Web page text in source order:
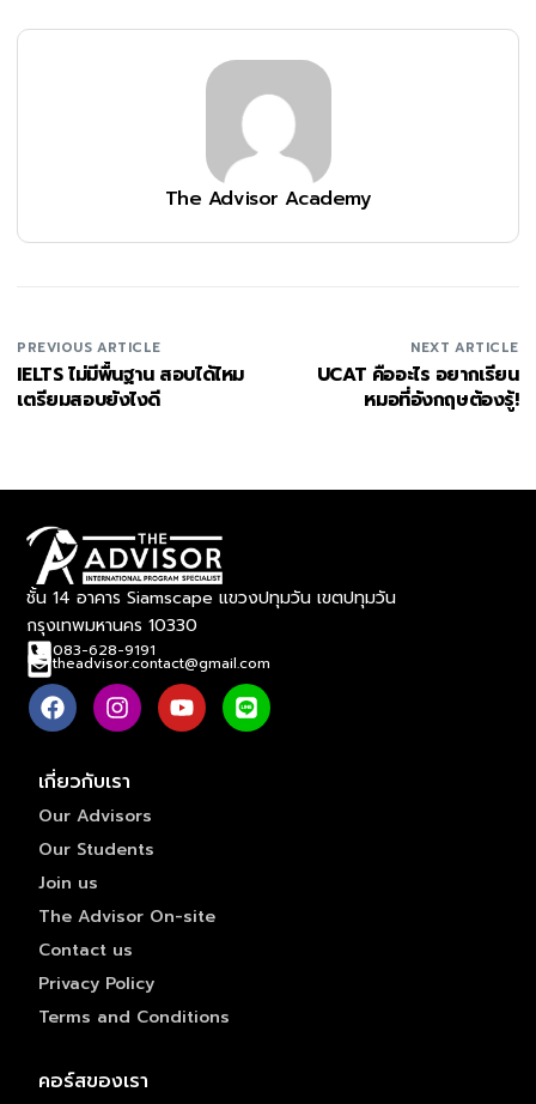
The Advisor Academy
PREVIOUS ARTICLE
IELTS ไม่มีพื้นฐาน สอบได้ไหม
เตรียมสอบยังไงดี
NEXT ARTICLE
UCAT คืออะไร อยากเรียน
หมอที่อังกฤษต้องรู้!
ชั้น 14 อาคาร Siamscape แขวงปทุมวัน เขตปทุมวัน
กรุงเทพมหานคร 10330
083-628-9191
theadvisor.contact@gmail.com
เกี่ยวกับเรา
Our Advisors
Our Students
Join us
The Advisor On-site
Contact us
Privacy Policy
Terms and Conditions
คอร์สของเรา